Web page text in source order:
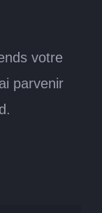
votre
parvenir